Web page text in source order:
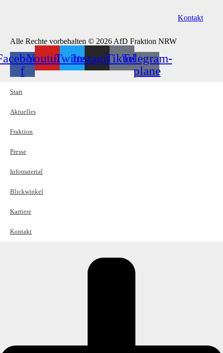
Kontakt
Alle Rechte vorbehalten © 2026 AfD Fraktion NRW
f
YoutubeTwitterInstagramTiktokTelegram-
plane
Start
Aktuelles
Fraktion
Presse
Infomaterial
Blickwinkel
Karriere
Kontakt